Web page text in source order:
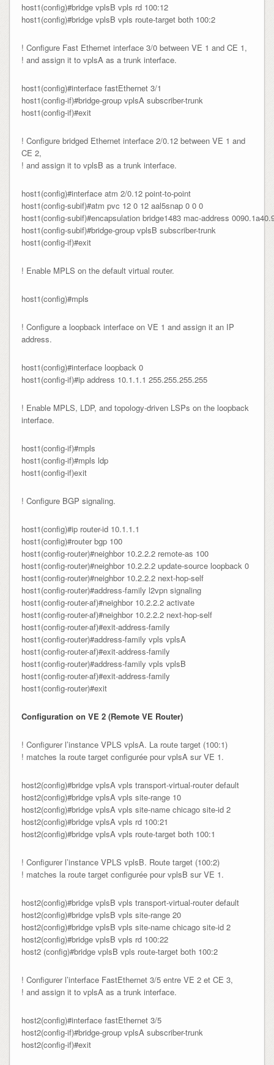
host1(config)#bridge vplsB vpls rd 100:12
host1(config)#bridge vplsB vpls route-target both 100:2
! Configure Fast Ethernet interface 3/0 between VE 1 and CE 1,
! and assign it to vplsA as a trunk interface.
host1(config)#interface fastEthernet 3/1
host1(config-if)#bridge-group vplsA subscriber-trunk
host1(config-if)#exit
! Configure bridged Ethernet interface 2/0.12 between VE 1 and
CE 2,
! and assign it to vplsB as a trunk interface.
host1(config)#interface atm 2/0.12 point-to-point
host1(config-subif)#atm pvc 12 0 12 aal5snap 0 0 0
host1(config-subif)#encapsulation bridge1483 mac-address
host1(config-subif)#bridge-group vplsB subscriber-trunk
host1(config-if)#exit
! Enable MPLS on the default virtual router.
host1(config)#mpls
! Configure a loopback interface on VE 1 and assign it an IP
address.
host1(config)#interface loopback 0
host1(config-if)#ip address 10.1.1.1 255.255.255.255
! Enable MPLS, LDP, and topology-driven LSPs on the loopback
interface.
host1(config-if)#mpls
host1(config-if)#mpls ldp
host1(config-if)exit
! Configure BGP signaling.
host1(config)#ip router-id 10.1.1.1
host1(config)#router bgp 100
host1(config-router)#neighbor 10.2.2.2 remote-as 100
host1(config-router)#neighbor 10.2.2.2 update-source loopback 0
host1(config-router)#neighbor 10.2.2.2 next-hop-self
host1(config-router)#address-family l2vpn signaling
host1(config-router-af)#neighbor 10.2.2.2 activate
host1(config-router-af)#neighbor 10.2.2.2 next-hop-self
host1(config-router-af)#exit-address-family
host1(config-router)#address-family vpls vplsA
host1(config-router-af)#exit-address-family
host1(config-router)#address-family vpls vplsB
host1(config-router-af)#exit-address-family
host1(config-router)#exit
Configuration on VE 2 (Remote VE Router)
! Configurer l’instance VPLS vplsA. La route target (100:1)
! matches la route target configurée pour vplsA sur VE 1.
host2(config)#bridge vplsA vpls transport-virtual-router default
host2(config)#bridge vplsA vpls site-range 10
host2(config)#bridge vplsA vpls site-name chicago site-id 2
host2(config)#bridge vplsA vpls rd 100:21
host2(config)#bridge vplsA vpls route-target both 100:1
! Configurer l’instance VPLS vplsB. Route target (100:2)
! matches la route target configurée pour vplsB sur VE 1.
host2(config)#bridge vplsB vpls transport-virtual-router default
host2(config)#bridge vplsB vpls site-range 20
host2(config)#bridge vplsB vpls site-name chicago site-id 2
host2(config)#bridge vplsB vpls rd 100:22
host2 (config)#bridge vplsB vpls route-target both 100:2
! Configurer l’interface FastEthernet 3/5 entre VE 2 et CE 3,
! and assign it to vplsA as a trunk interface.
host2(config)#interface fastEthernet 3/5
host2(config-if)#bridge-group vplsA subscriber-trunk
host2(config-if)#exit